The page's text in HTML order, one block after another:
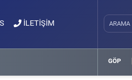
İLETİŞİM
GÖP